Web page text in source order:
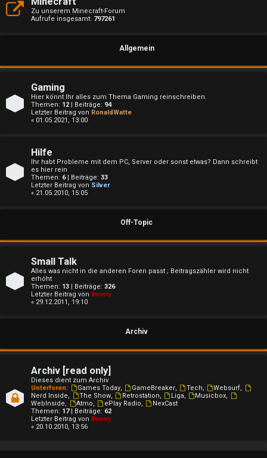
t
r
t
e
T
m
n
k
i
Zu unserem Minecraft-Forum
Aufrufe insgesamt: 797261
Allgemein
Gaming
Hier könnt Ihr alles zum Thema Gaming reinschreiben.
Themen: 12 | Beiträge: 94
Letzter Beitrag von RonaldWatte
« 01.05.2021, 13:00
Hilfe
Ihr habt Probleme mit dem PC, Server oder sonst etwas? Dann schreibt
es hier rein
Themen: 6| Beiträge: 33
Letzter Beitrag von Silver
« 21.05.2010, 15:05
Off-Topic
Small Talk
Alles was nicht in die anderen Foren passt ; Beitragszähler wird nicht
erhöht
Themen: 13 | Beiträge: 326
Letzter Beitrag von Benny
« 29.12.2011, 19:10
Archiv
Archiv [read only]
Dieses dient zum Archiv
Unterforen:
Games Today, GameBreaker, Tech, Websurf,
Nerd Inside, The Show, Retrostation, Liga, Musicbox,
WebInside, Atmo, ePlay Radio,
NexCast
Themen: 17| Beiträge: 62
Letzter Beitrag von Benny
« 20.10.2010, 13:56